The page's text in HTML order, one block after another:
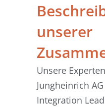
unserer
Unsere
Jungheinrich
Integration